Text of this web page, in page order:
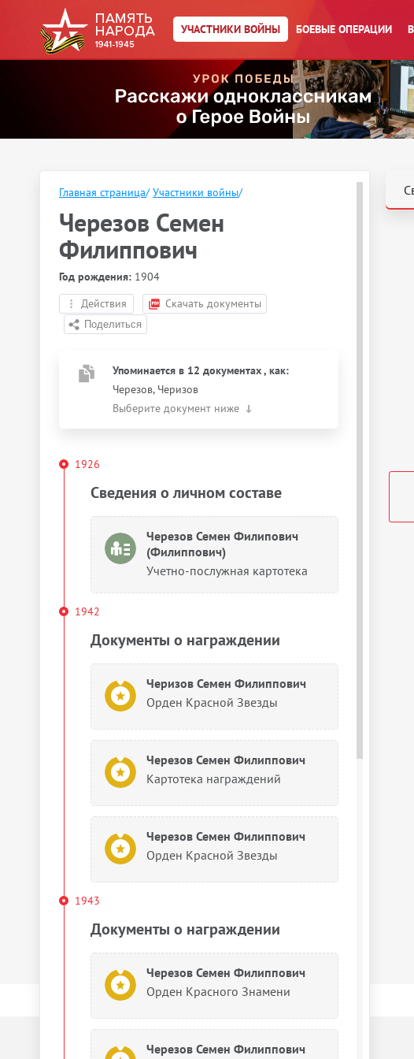
УЧАСТНИКИ ВОЙНЫ БОЕВЫЕ ОПЕРАЦИИ
Главная страница/ Участники войны/
Черезов Семен
Филиппович
Год рождения: 1904
Действия
Скачать документы
Упоминается в 12 документах, как:
Черезов, Черизов
Выберите документ ниже
1926
Сведения о личном составе
Черезов Семен Филипович
(Филиппович)
Учетно-послужная картотека
1942
Документы о награждении
Черизов Семен Филиппович
Орден Красной Звезды
Черезов Семен Филиппович
Картотека награждений
Черезов Семен Филиппович
Орден Красной Звезды
1943
Документы о награждении
Черезов Семен Филиппович
Орден Красного Знамени
Черезов Семен Филиппович